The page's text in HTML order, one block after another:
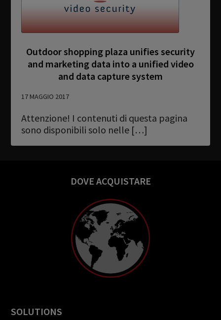
Outdoor shopping plaza unifies security
and marketing data into a unified video
and data capture system
17 MAGGIO 2017
Attenzione! I contenuti di questa pagina
sono disponibili solo nelle […]
DOVE ACQUISTARE
SOLUTIONS